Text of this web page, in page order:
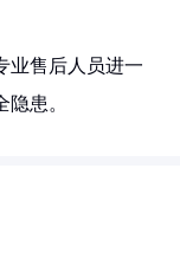
业售后人员进一
患。